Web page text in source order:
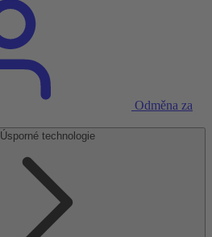
Odměna za
Úsporné technologie